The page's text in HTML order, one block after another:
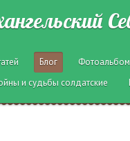
Блог
и судьбы солдатские